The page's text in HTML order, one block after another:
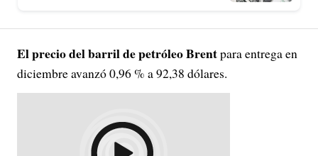
El precio del barril de petróleo Brentpara entrega en
diciembre avanzó 0,96 % a 92,38 dólares.